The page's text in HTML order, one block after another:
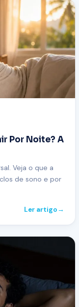
Por Noite? A
Veja o que a
de sono e por
Ler artigo→